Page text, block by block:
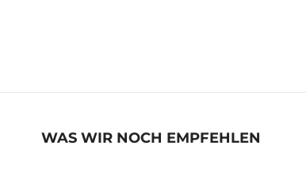
WAS WIR NOCH EMPFEHLEN